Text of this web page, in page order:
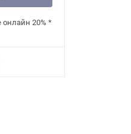
онлайн 20% *